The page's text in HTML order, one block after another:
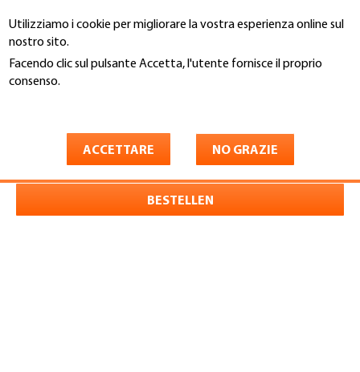
Utilizziamo i cookie per migliorare la vostra esperienza online sul
nostro sito.
Facendo clic sul pulsante Accetta, l'utente fornisce il proprio
consenso.
ACCETTARE NO GRAZIE
al
contenuto
principale
You
BESTELLEN